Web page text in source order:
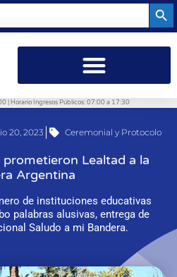
| Horario Ingresos Públicos: 07:00 a 17:30
20, 2023 Ceremonial y Protocolo
Lealtad a la
Argentina
de instituciones educativas
palabras alusivas, entrega de
Saludo a mi Bandera.